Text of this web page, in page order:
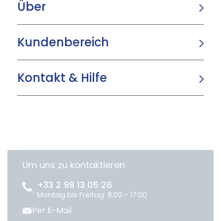
Über
Kundenbereich
Kontakt & Hilfe
Um uns zu kontaktieren
+33 2 99 13 05 26
Montag bis Freitag: 8:00 - 17:00
Per E-Mail